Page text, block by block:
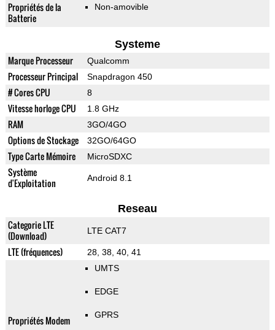
Propriétés de la
Batterie
Non-amovible
Systeme
Marque Processeur Qualcomm
Processeur Principal Snapdragon 450
# Cores CPU 8
Vitesse horloge CPU 1.8 GHz
RAM 3GO/4GO
Options de Stockage 32GO/64GO
Type Carte Mémoire MicroSDXC
Système
d'Exploitation
Android 8.1
Reseau
Categorie LTE
(Download)
LTE CAT7
LTE (fréquences) 28, 38, 40, 41
Propriétés Modem
UMTS
EDGE
GPRS